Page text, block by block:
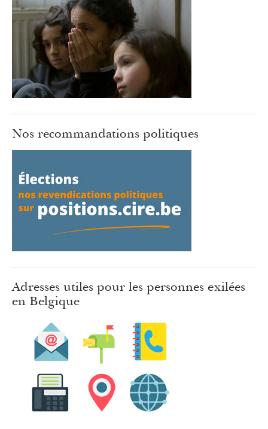
Nos recommandations politiques
Adresses utiles pour les personnes exilées
en Belgique